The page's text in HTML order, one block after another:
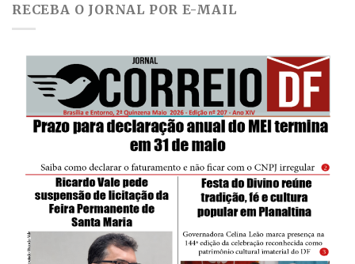
RECEBA O JORNAL POR E-MAIL